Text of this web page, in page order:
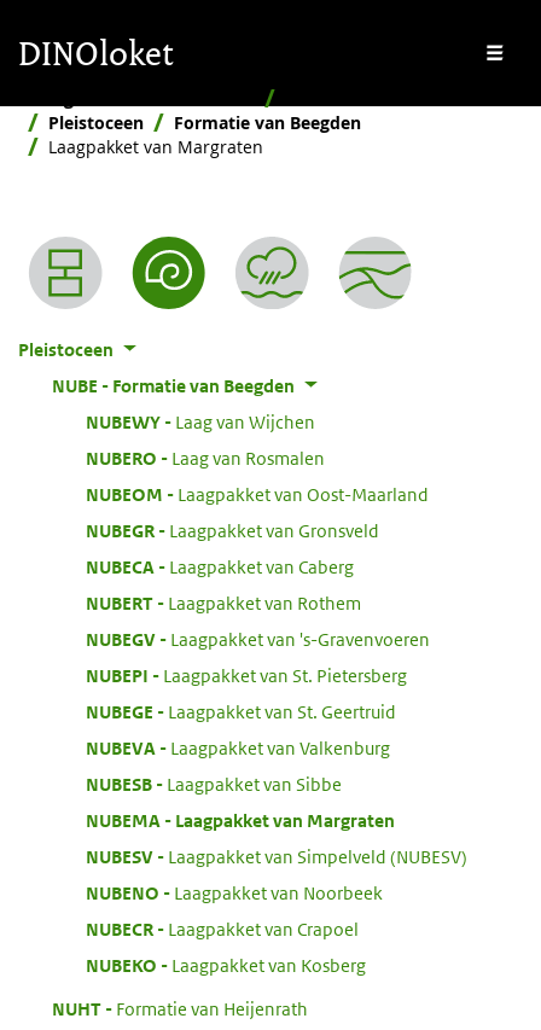
DINOloket
Pleistoceen
Formatie van Beegden
Laagpakket van Margraten
Nomenclator menu
Pleistoceen
NUBE
Formatie van Beegden
NUBEWY:
Laag van Wijchen
NUBERO
Laag van Rosmalen
NUBEOM
Laagpakket van Oost-Maarland
NUBEGR:
Laagpakket van Gronsveld
NUBECA
Laagpakket van Caberg
NUBERT:
Laagpakket van Rothem
NUBEGV:
Laagpakket van 's-Gravenvoeren
NUBEPI
Laagpakket van St. Pietersberg
NUBEGE
Laagpakket van St. Geertruid
NUBEVA
Laagpakket van Valkenburg
NUBESB:
Laagpakket van Sibbe
NUBEMA
Laagpakket van Margraten
NUBESV:
Laagpakket van Simpelveld (NUBESV)
NUBENO
Laagpakket van Noorbeek
NUBECR:
Laagpakket van Crapoel
NUBEKO
Laagpakket van Kosberg
NUHT:
Formatie van Heijenrath